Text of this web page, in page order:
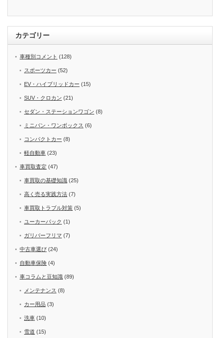
カテゴリー
車種別コメント (128)
スポーツカー (52)
EV・ハイブリッドカー (15)
SUV・クロカン (21)
セダン・ステーションワゴン (8)
ミニバン・ワンボックス (6)
コンパクトカー (8)
軽自動車 (23)
車買取査定 (47)
車買取の基礎知識 (25)
高く売る実践方法 (7)
車買取トラブル対策 (5)
ユーカーパック (1)
ガリバーフリマ (7)
中古車選び (24)
自動車保険 (4)
車コラムと豆知識 (89)
メンテナンス (8)
カー用品 (3)
洗車 (10)
雪道 (15)